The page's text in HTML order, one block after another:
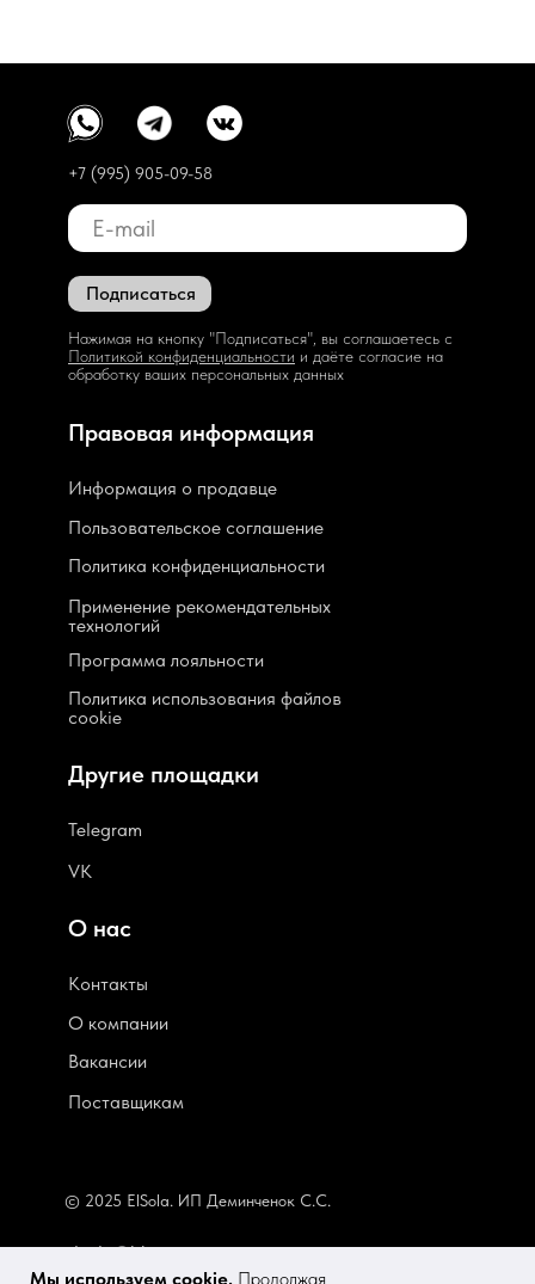
Мы используем cookie. Продолжая
Подписаться
Нажимая на кнопку "Подписаться", вы соглашаетесь с
Политикой конфиденциальности и даёте согласие на
обработку ваших персональных данных
Пользовательское соглашение
Политика конфиденциальности
Программа лояльности
Политика использования файлов
cookie
elsola@bk.ru
Применение рекомендательных
технологий
Информация о продавце
Контакты
© 2025 ElSola. ИП Деминченок С.С.
Поставщикам
Вакансии
О компании
Telegram
VK
Правовая информация
О нас
Другие площадки
+7 (995) 905-09-58